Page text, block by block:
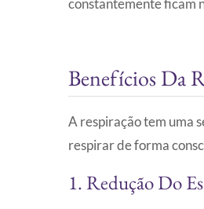
constantemente ficam
Benefícios Da
A respiração tem uma
respirar de forma
1. Redução Do